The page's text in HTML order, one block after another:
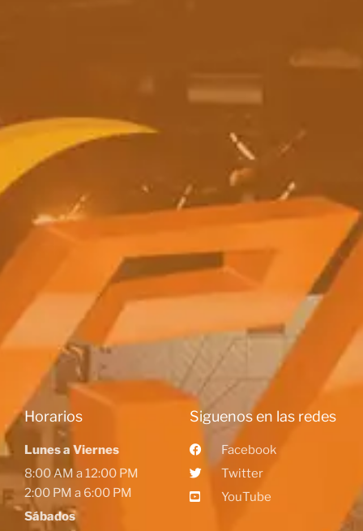
Horarios
Lunes a Viernes
8:00 AM a 12:00 PM
2:00 PM a 6:00 PM
Sábados
Siguenos en las redes
Facebook
Twitter
YouTube